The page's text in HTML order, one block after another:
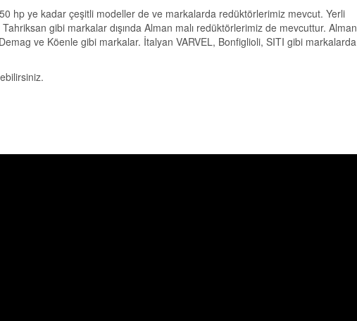
hp ye kadar çeşitli modeller de ve markalarda redüktörlerimiz mevcut. Yerli
gibi markalar dışında Alman malı redüktörlerimiz de mevcuttur. Alman
ve Köenle gibi markalar. İtalyan VARVEL, Bonfiglioli, SITI gibi markalarda